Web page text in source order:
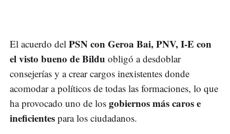
El acuerdo del PSN con Geroa Bai, PNV, I-E con
el visto bueno de Bildu obligó a desdoblar
consejerías y a crear cargos inexistentes donde
acomodar a políticos de todas las formaciones, lo que
ha provocado uno de los gobiernos más caros e
ineficientes para los ciudadanos.